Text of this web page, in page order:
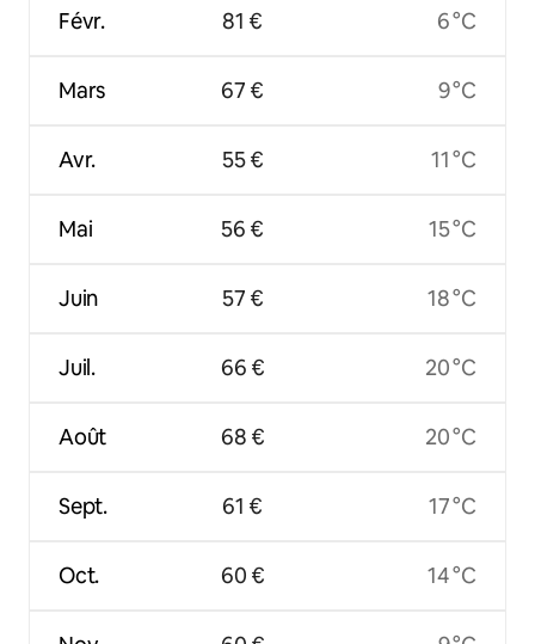
Févr.
Mars
Avr.
Mai
Juin
Juil.
Août
Sept.
Oct.
81 €
67 €
55 €
56 €
57 €
66 €
68 €
61 €
60 €
6 °C
9 °C
11 °C
15 °C
18 °C
20 °C
20 °C
17 °C
14 °C